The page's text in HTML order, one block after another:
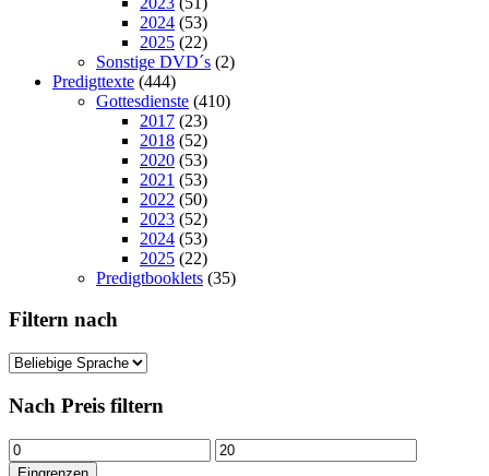
2024 (53)
2025 (22)
Sonstige DVD´s (2)
Predigttexte (444)
Gottesdienste (410)
2017 (23)
2018 (52)
2020 (53)
2021 (53)
2022 (50)
2023 (52)
2024 (53)
2025 (22)
Predigtbooklets (35)
Filtern nach
Nach Preis filtern
Min.
Preis
Max.
Preis
Eingrenzen